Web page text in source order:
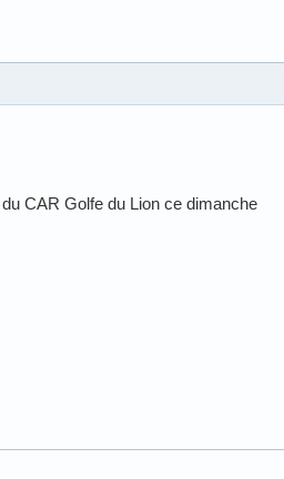
CAR Golfe du Lion ce dimanche